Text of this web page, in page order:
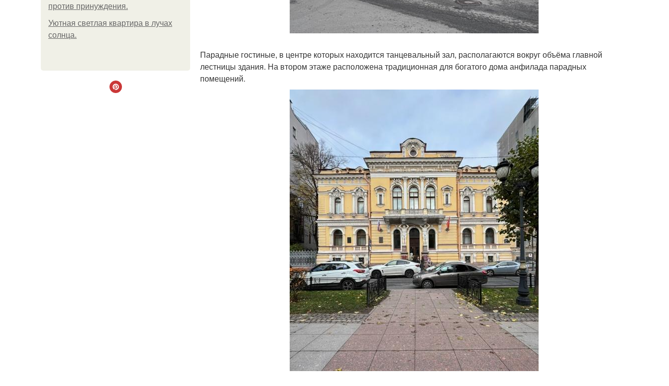
против принуждения.
Уютная светлая квартира в лучах
солнца.
Парадные гостиные, в центре которых находится танцевальный зал, располагаются вокруг объёма главной
лестницы здания. На втором этаже расположена традиционная для богатого дома анфилада парадных
помещений.